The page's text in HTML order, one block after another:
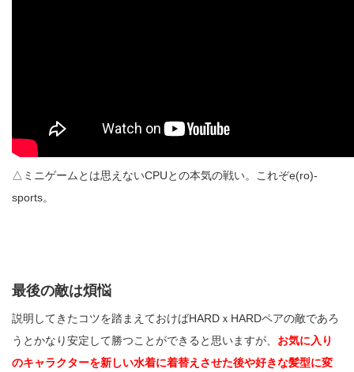
△ミニゲームとは思えないCPUとの本気の戦い。これぞe(ro)-
sports。
最後の敵は煩悩
説明してきたコツを踏まえておけばHARDｘHARDペアの敵であろ
うとかなり安定して勝つことができると思いますが、 お気に入り
のキャラクターを新しい水着に着替えさせた後や好きな髪型に変